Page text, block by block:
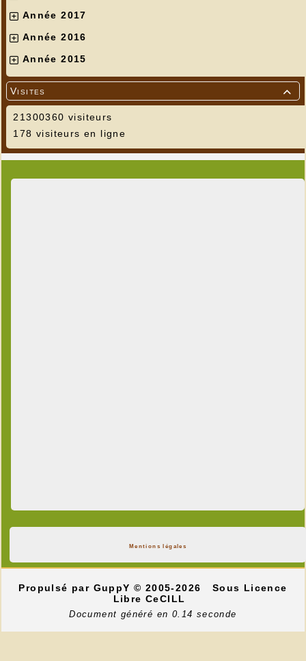
Année 2017
Année 2016
Année 2015

Visites
21300360 visiteurs
178 visiteurs en ligne
Mentions légales
Propulsé par GuppY© 2005-2026
Sous Licence
Libre CeCILL
Document généré en 0.14 seconde